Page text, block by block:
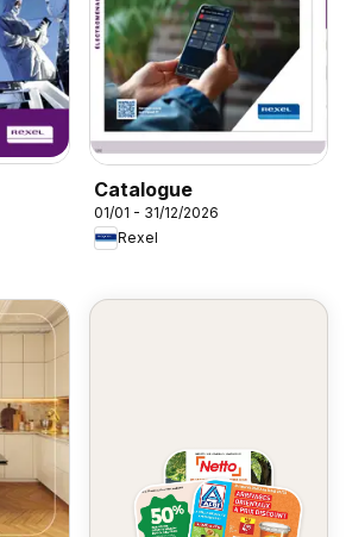
Catalogue
01/01 - 31/12/2026
Rexel